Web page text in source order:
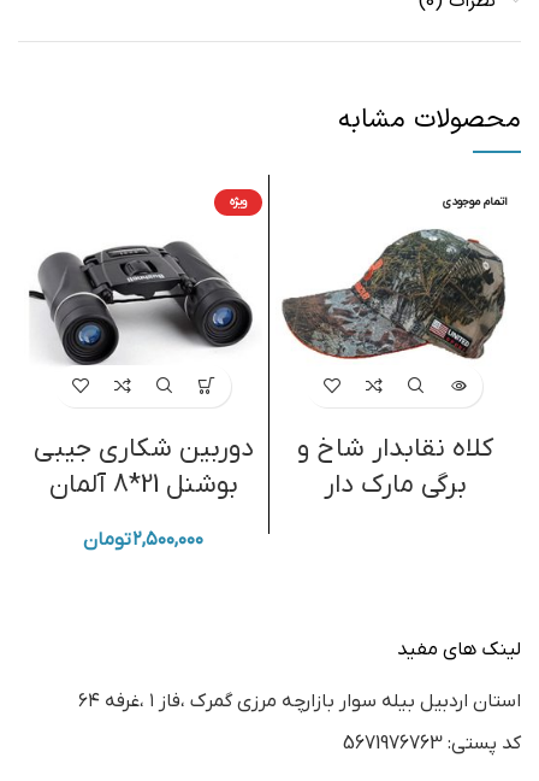
محصولات مشابه
اتمام موجودی
کلاه نقابدار شاخ و
برگی مارک دار
ویژه
دوربین شکاری جیبی
بوشنل 21*8 آلمان
۲,۵۰۰,۰۰۰تومان
لینک های مفید
استان اردبيل بيله سوار بازارچه مرزي گمرك ،فاز ١ ،غرفه ٦٤
كد پستي: 5671976763